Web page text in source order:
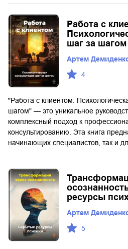
Работа с
шаг за шагом
Артем
4
"Работа с клиентом:
шагом" — это уникальное
комплексный подход к
консультированию. Эта книга
начинающих специалистов, так и
ресурсы
Артем
5